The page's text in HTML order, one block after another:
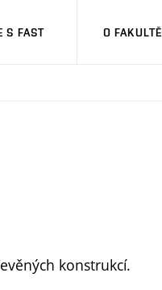
S FAST O FAKULTĚ
konstrukcí.